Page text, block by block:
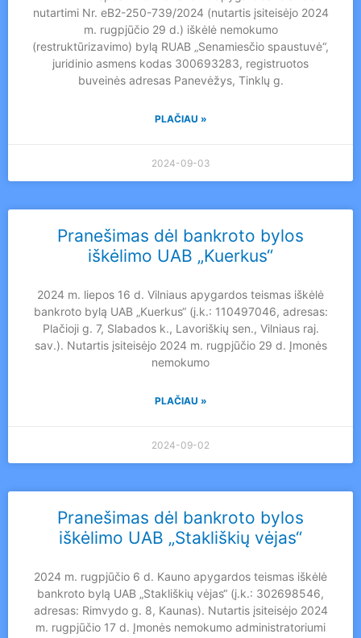
nutartimi Nr. eB2-250-739/2024 (nutartis įsiteisėjo 2024
m. rugpjūčio 29 d.) iškėlė nemokumo
(restruktūrizavimo) bylą RUAB „Senamiesčio spaustuvė“,
juridinio asmens kodas 300693283, registruotos
buveinės adresas Panevėžys, Tinklų g.
PLAČIAU »
2024-09-03
Pranešimas dėl bankroto bylos
iškėlimo UAB „Kuerkus“
2024 m. liepos 16 d. Vilniaus apygardos teismas iškėlė
bankroto bylą UAB „Kuerkus“ (į.k.: 110497046, adresas:
Plačioji g. 7, Slabados k., Lavoriškių sen., Vilniaus raj.
sav.). Nutartis įsiteisėjo 2024 m. rugpjūčio 29 d. Įmonės
nemokumo
PLAČIAU »
2024-09-02
Pranešimas dėl bankroto bylos
iškėlimo UAB „Stakliškių vėjas“
2024 m. rugpjūčio 6 d. Kauno apygardos teismas iškėlė
bankroto bylą UAB „Stakliškių vėjas“ (į.k.: 302698546,
adresas: Rimvydo g. 8, Kaunas). Nutartis įsiteisėjo 2024
m. rugpjūčio 17 d. Įmonės nemokumo administratoriumi